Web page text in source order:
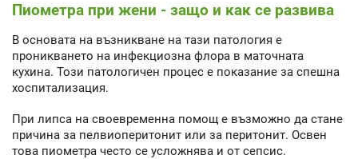
Пиометра при жени - защо и как се развива
В основата на възникване на тази патология е
проникването на инфекциозна флора в маточната
кухина. Този патологичен процес е показание за спешна
хоспитализация.
При липса на своевременна помощ е възможно да стане
причина за пелвиоперитонит или за перитонит. Освен
това пиометра често се усложнява и от сепсис.